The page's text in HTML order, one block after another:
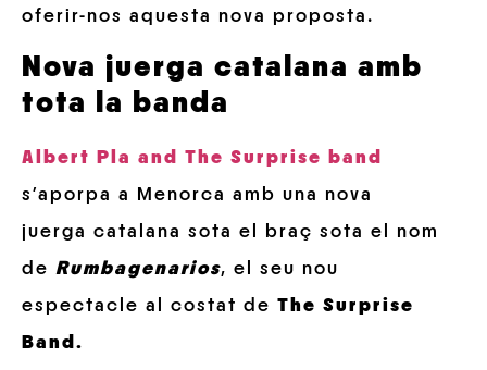
oferir-nos aquesta nova proposta.
Nova juerga catalana amb
tota la banda
Albert Pla and The Surprise
band
s’aporpa a Menorca amb una nova
juerga catalana sota el braç sota el nom
de Rumbagenarios, el seu nou
espectacle al costat de The Surprise
Band.